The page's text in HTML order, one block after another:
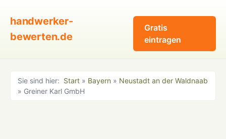
handwerker-
bewerten.de
Gratis
eintragen
Sie sind hier: Start » Bayern » Neustadt an der Waldnaab
» Greiner Karl GmbH